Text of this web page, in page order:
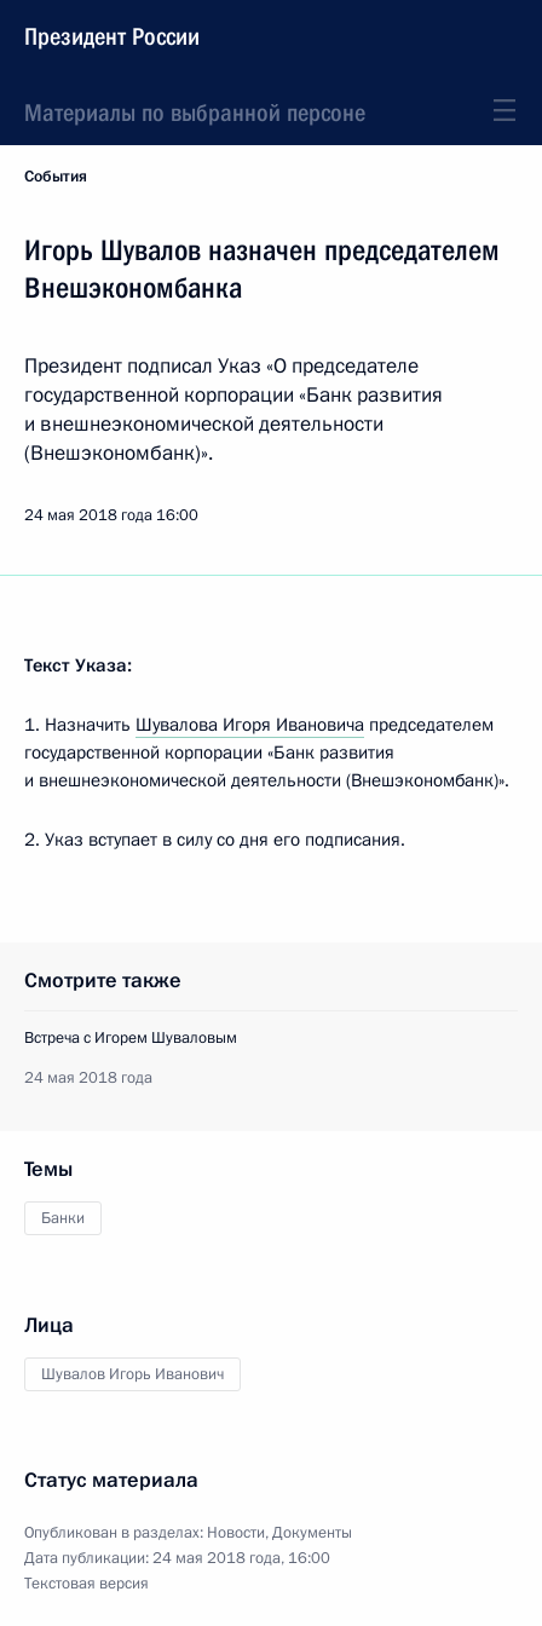
Президент России
Материалы по выбранной персоне
События
Игорь Шувалов назначен председателем
Внешэкономбанка
Президент подписал Указ «О председателе
государственной корпорации «Банк развития
и внешнеэкономической деятельности
(Внешэкономбанк)».
24 мая 2018 года 16:00
Текст Указа:
1. Назначить Шувалова Игоря Ивановича председателем
государственной корпорации «Банк развития
и внешнеэкономической деятельности (Внешэкономбанк)».
2. Указ вступает в силу со дня его подписания.
Смотрите также
Встреча с Игорем Шуваловым
24 мая 2018 года
Темы
Банки
Лица
Шувалов Игорь Иванович
Статус материала
Опубликован в разделах: Новости,Документы
Дата публикации:24 мая 2018 года, 16:00
Текстовая версия